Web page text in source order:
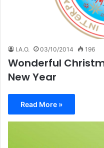
I.A.O. 03/10/2014 196
Wonderful
New Year
Read More »